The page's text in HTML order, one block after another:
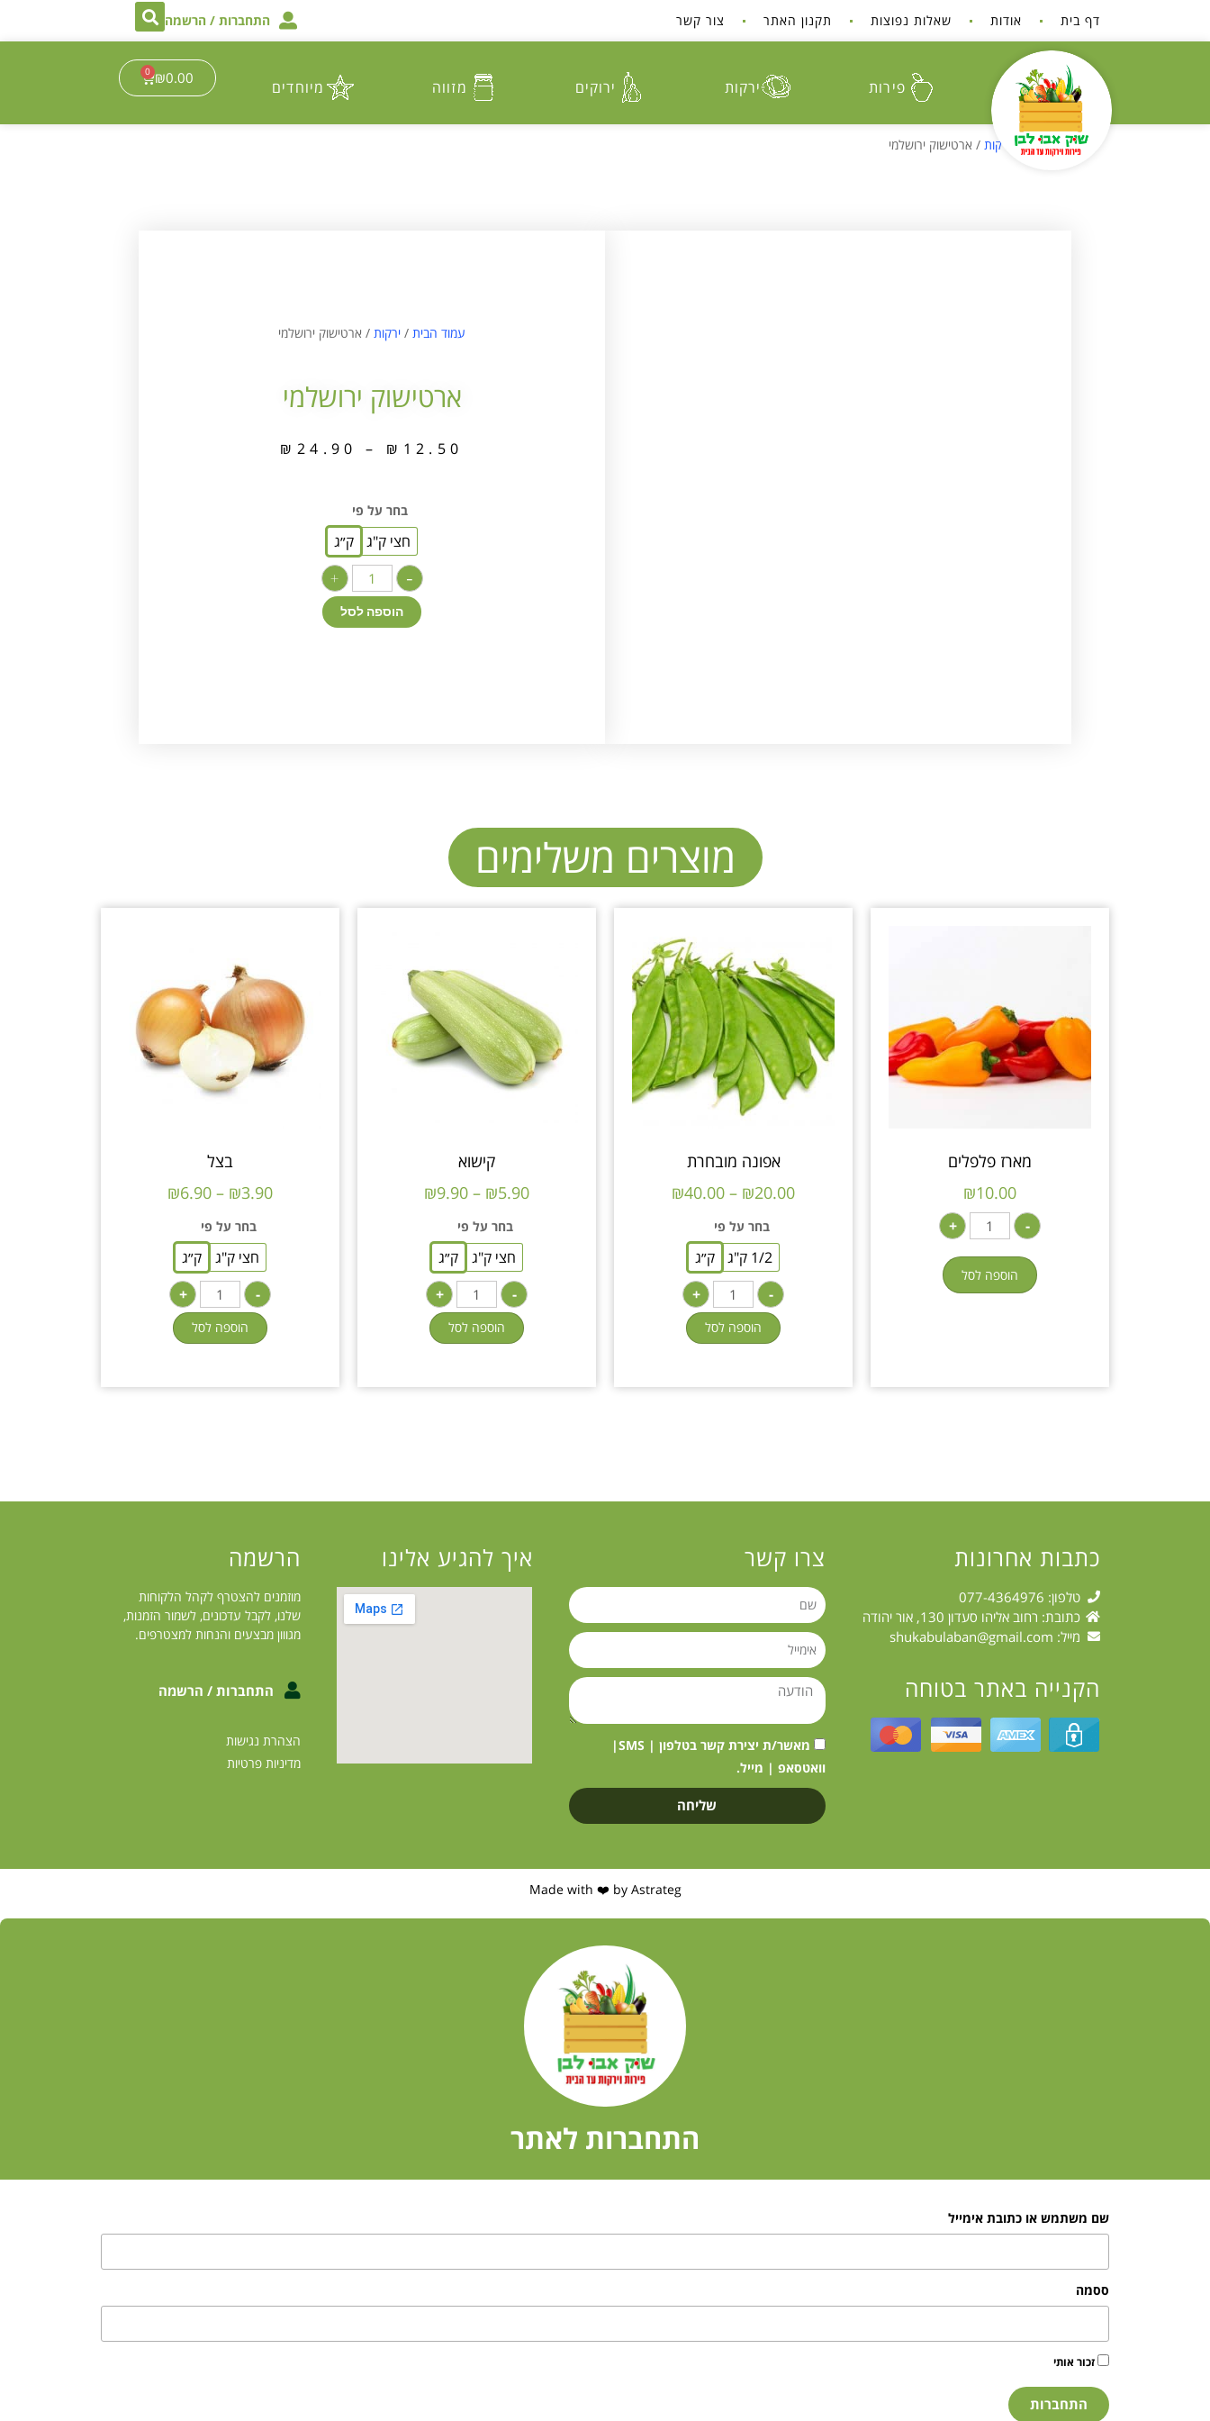
דף בית אודות שאלות נפוצות תקנון האתר צור קשר התחברות / הרשמה
פירות ירקות ירוקים מזווה מיוחדים ₪0.00
0
עמוד הבית/ ירקות / ארטישוק ירושלמי
עמוד הבית / ירקות / ארטישוק ירושלמי
ארטישוק ירושלמי
₪ 12.50
–
₪ 24.90
בחר על פי
חצי ק"ג ק״ג
-
+
הוספה לסל
מוצרים משלימים
מארז פלפלים
₪10.00
-
+
הוספה לסל
אפונה מובחרת
₪20.00
–
₪40.00
בחר על פי
1/2 ק"ג
ק״ג
-
+
הוספה לסל
קישוא
₪5.90
–
₪9.90
בחר על פי
חצי ק"ג
ק״ג
-
+
הוספה לסל
בצל
₪3.90
–
₪6.90
בחר על פי
חצי ק"ג
ק״ג
-
+
הוספה לסל
כתבות אחרונות
טלפון: 077-4364976
כתובת: רחוב אליהו סעדון 130, אור יהודה
מייל: shukabulaban@gmail.com
הקנייה באתר בטוחה
צרו קשר
מאשר/ת יצירת קשר בטלפון | SMS|
וואטסאפ | מייל.
שליחה
איך להגיע אלינו הרשמה
מוזמנים להצטרף לקהל הלקוחות
שלנו, לקבל עדכונים, לשמור הזמנות,
מגווון מבצעים והנחות למצטרפים.
התחברות / הרשמה
הצהרת נגישות
מדיניות פרטיות
Made with ❤️ by Astrateg
התחברות לאתר
שם משתמש או כתובת אימייל
ססמה
זכור אותי
התחברות